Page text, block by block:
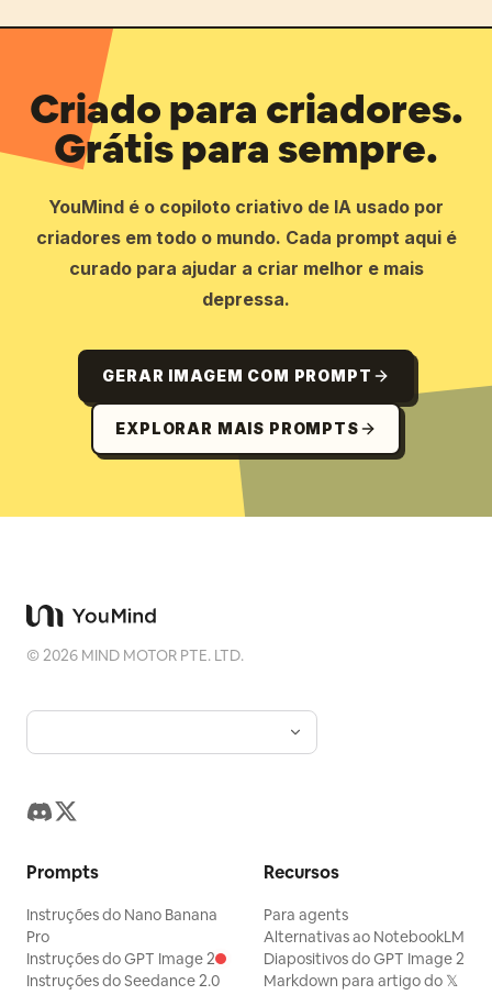
Criado para criadores.
Grátis para sempre.
YouMind é o copiloto criativo de IA usado por
criadores em todo o mundo. Cada prompt aqui é
curado para ajudar a criar melhor e mais
depressa.
GERAR IMAGEM COM PROMPT
EXPLORAR MAIS PROMPTS
©2026 MIND MOTOR PTE. LTD.
Prompts
Instruções do Nano Banana
Pro
Instruções do GPT Image 2
Instruções do Seedance 2.0
Recursos
Para agents
Alternativas ao NotebookLM
Diapositivos do GPT Image 2
Markdown para artigo do 𝕏